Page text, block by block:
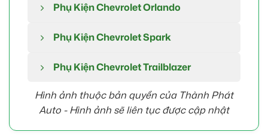
Phụ Kiện Chevrolet Orlando
Phụ Kiện Chevrolet Spark
Phụ Kiện Chevrolet Trailblazer
Hình ảnh thuộc bản quyền của Thành Phát
Auto -Hình ảnh sẽ liên tục được cập nhật